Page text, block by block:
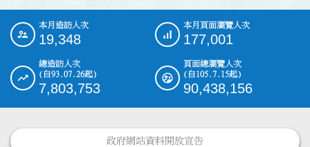
::: 本月造訪人次
19,348
本月頁面瀏覽人次
177,001
總造訪人次
(自93.07.26起)
7,803,753
頁面總瀏覽人次
(自105.7.15起)
90,438,156
政府網站資料開放宣告